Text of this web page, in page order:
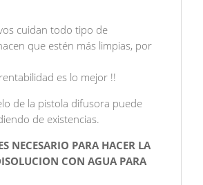
cuidan todo tipo de
que estén más limpias, por
rentabilidad es lo mejor !!
de la pistola difusora puede
de existencias.
NECESARIO PARA HACER LA
CON AGUA PARA